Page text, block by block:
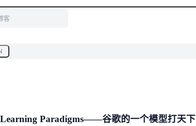
Paradigms——谷歌的一个模型打天下